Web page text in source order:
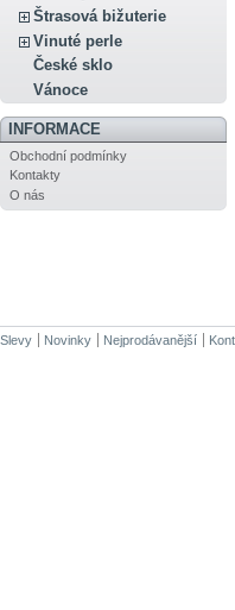
Štrasová bižuterie
Vinuté perle
České sklo
Vánoce
INFORMACE
Obchodní podmínky
Kontakty
O nás
Slevy Novinky Nejprodávanější